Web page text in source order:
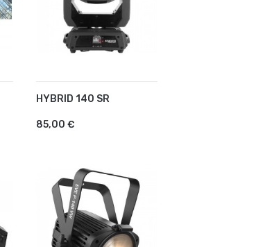
HYBRID 140 SR
85,00 €
AJOUTER AU PANIER